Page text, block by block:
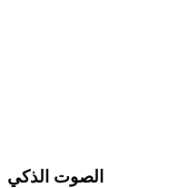
الصوت الذكي